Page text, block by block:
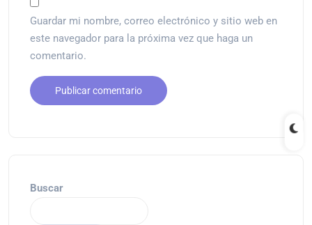
Guardar mi nombre, correo electrónico y sitio web en
este navegador para la próxima vez que haga un
comentario.
Buscar